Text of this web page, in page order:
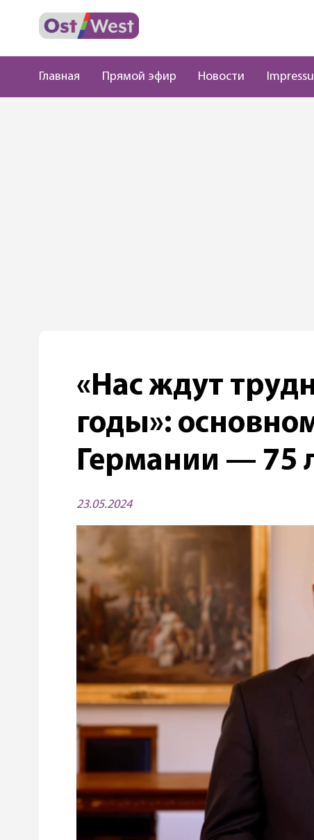
Главная Прямой эфир Новости
«Нас ждут
годы»:
Германии — 75
23.05.2024